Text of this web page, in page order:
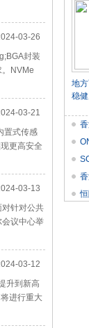
03-26
封装
NVMe
03-21
置式传感
更高安全
03-13
针对公共
议中心举
03-12
升到新高
进行重大
地
稳
价